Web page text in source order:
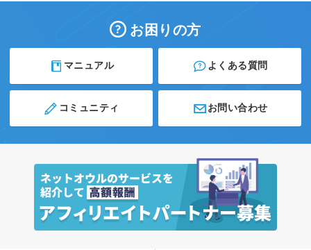
お困りの方
マニュアル よくある質問
コミュニティ お問い合わせ